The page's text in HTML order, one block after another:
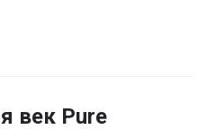
век Pure